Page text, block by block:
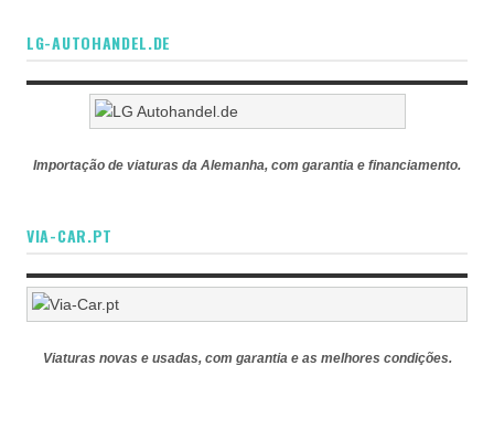
LG-AUTOHANDEL.DE
Importação de viaturas da Alemanha, com garantia e financiamento.
VIA-CAR.PT
Viaturas novas e usadas, com garantia e as melhores condições.